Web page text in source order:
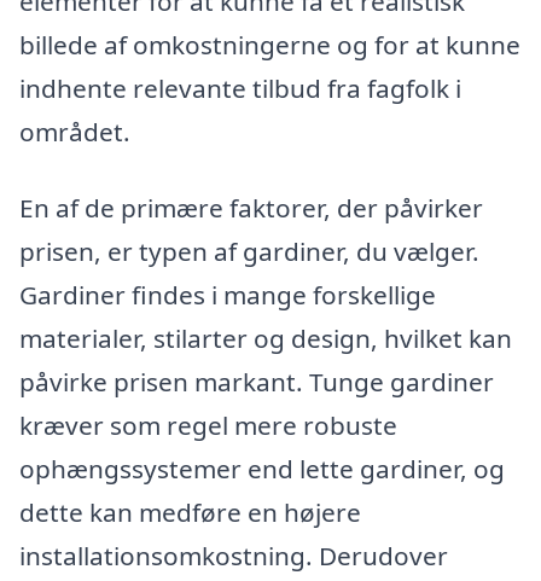
billede af omkostningerne og for at kunne
indhente relevante tilbud fra fagfolk i
området.
En af de primære faktorer, der påvirker
prisen, er typen af gardiner, du vælger.
Gardiner findes i mange forskellige
materialer, stilarter og design, hvilket kan
påvirke prisen markant. Tunge gardiner
kræver som regel mere robuste
ophængssystemer end lette gardiner, og
dette kan medføre en højere
installationsomkostning. Derudover